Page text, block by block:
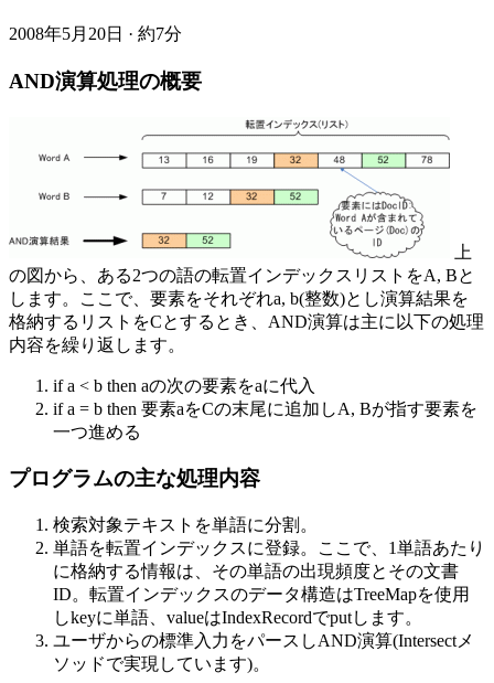
2008年5月20日 · 約7分
AND演算処理の概要
上
の図から、ある2つの語の転置インデックスリストをA, Bと
します。ここで、要素をそれぞれa, b(整数)とし演算結果を
格納するリストをCとするとき、AND演算は主に以下の処理
内容を繰り返します。
if a < b then aの次の要素をaに代入
if a = b then 要素aをCの末尾に追加しA, Bが指す要素を
一つ進める
プログラムの主な処理内容
検索対象テキストを単語に分割。
単語を転置インデックスに登録。ここで、1単語あたり
に格納する情報は、その単語の出現頻度とその文書
ID。転置インデックスのデータ構造はTreeMapを使用
しkeyに単語、valueはIndexRecordでputします。
ユーザからの標準入力をパースしAND演算(Intersectメ
ソッドで実現しています)。